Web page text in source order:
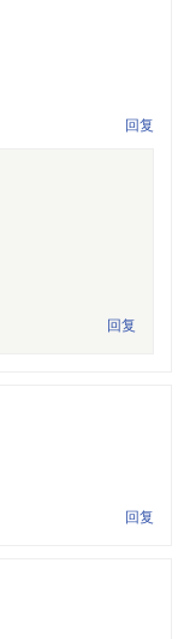
回复
回复
回复